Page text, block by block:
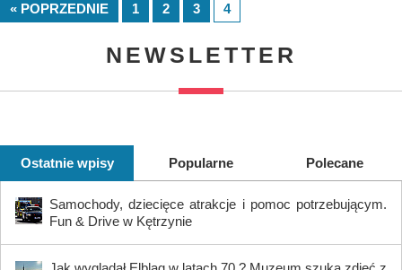
« POPRZEDNIE 1 2 3 4
NEWSLETTER
Ostatnie wpisy Popularne Polecane
Samochody, dziecięce atrakcje i pomoc potrzebującym.
Fun & Drive w Kętrzynie